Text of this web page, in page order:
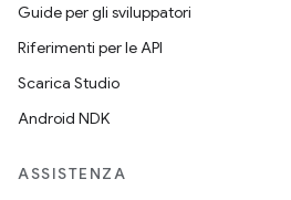
Guide per gli sviluppatori
Riferimenti per le API
Scarica Studio
Android NDK
ASSISTENZA